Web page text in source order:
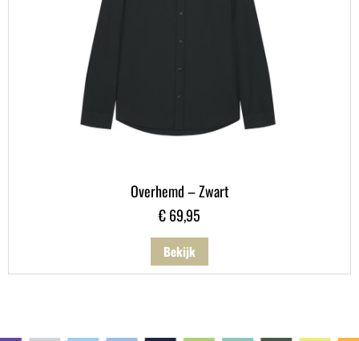
Overhemd – Zwart
€69,95
Bekijk